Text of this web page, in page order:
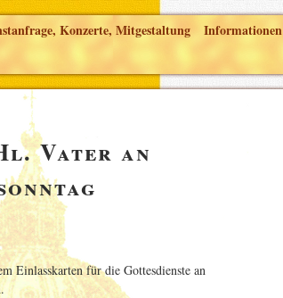
Konzerte, Mitgestaltung Informationen
Vater an
Einlasskarten für die Gottesdienste an